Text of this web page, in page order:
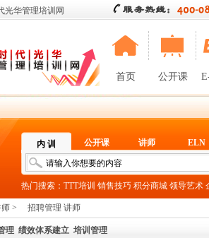
华管理培训网
首页 公开课
内 训 公开课 讲师 ELN
热门搜索： TTT培训 销售技巧 积分商城 领导艺术
> 招聘管理 讲师
理 绩效体系建立 培训管理